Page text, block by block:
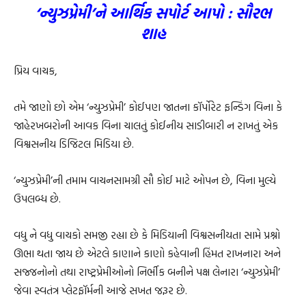
‘ન્યુઝપ્રેમી’ને આર્થિક સપોર્ટ આપો : સૌરભ
શાહ
પ્રિય વાચક,
તમે જાણો છો એમ ‘ન્યુઝપ્રેમી’ કોઈપણ જાતના કૉર્પોરેટ ફન્ડિંગ વિના કે
જાહેરખબરોની આવક વિના ચાલતું કોઈનીય સાડીબારી ન રાખતું એક
વિશ્વસનીય ડિજિટલ મિડિયા છે.
‘ન્યુઝપ્રેમી’ની તમામ વાચનસામગ્રી સૌ કોઈ માટે ઓપન છે, વિના મુલ્યે
ઉપલબ્ધ છે.
વધુ ને વધુ વાચકો સમજી રહ્યા છે કે મિડિયાની વિશ્વસનીયતા સામે પ્રશ્નો
ઊભા થતા જાય છે એટલે કાણાને કાણો કહેવાની હિંમત રાખનારા અને
સજ્જનોનો તથા રાષ્ટ્રપ્રેમીઓનો નિર્ભીક બનીને પક્ષ લેનારા ‘ન્યુઝપ્રેમી’
જેવા સ્વતંત્ર પ્લેટફૉર્મની આજે સખત જરૂર છે.